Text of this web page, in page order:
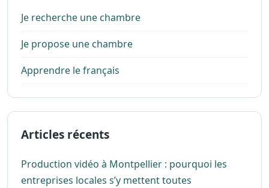
Je recherche une chambre
Je propose une chambre
Apprendre le français
Articles récents
Production vidéo à Montpellier : pourquoi les
entreprises locales s’y mettent toutes